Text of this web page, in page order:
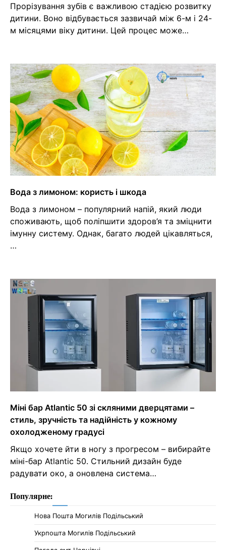
Прорізування зубів є важливою стадією розвитку
дитини. Воно відбувається зазвичай між 6-м і 24-
м місяцями віку дитини. Цей процес може…
Вода з лимоном: користь і шкода
Вода з лимоном – популярний напій, який люди
споживають, щоб поліпшити здоров’я та зміцнити
імунну систему. Однак, багато людей цікавляться,
…
Міні бар Atlantic 50 зі скляними дверцятами –
стиль, зручність та надійність у кожному
охолодженому градусі
Якщо хочете йти в ногу з прогресом – вибирайте
міні-бар Atlantic 50. Стильний дизайн буде
радувати око, а оновлена система…
Популярне:
Нова Пошта Могилів Подільський
Укрпошта Могилів Подільський